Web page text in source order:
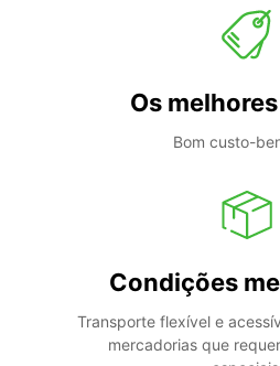
Os
Bom custo-
Condições
Transporte flexível e
mercadorias que